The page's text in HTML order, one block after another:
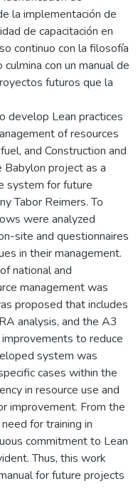
la implementación de
de capacitación en
continuo con la filosofía
con un manual de
futuros que la
develop Lean practices
of resources
and Construction and
project as a
system for future
Tabor Reimers. To
were analyzed
site and questionnaires
in their management.
national and
management was
proposed that includes
analysis, and the A3
to reduce
system was
cases within the
in resource use and
improvement. From the
for training in
commitment to Lean
Thus, this work
for future projects